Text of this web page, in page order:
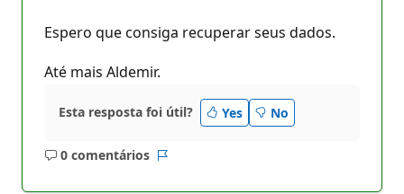
Espero que consiga recuperar seus dados.
Até mais Aldemir.
Esta resposta foi útil? Yes No
0 comentários
Sem